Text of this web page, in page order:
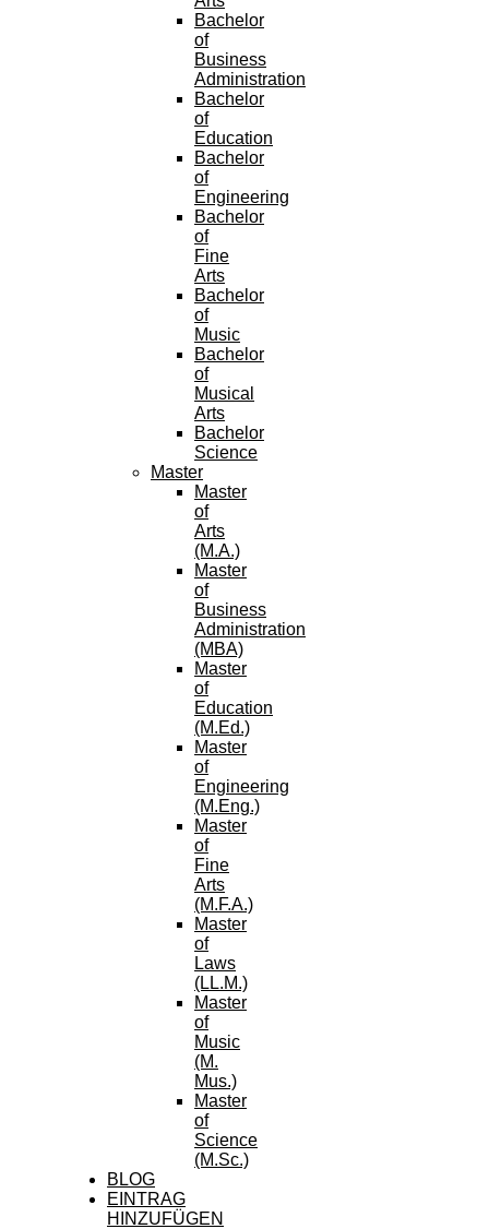
Bachelor
of
Business
Administration
Bachelor
of
Education
Bachelor
of
Engineering
Bachelor
of
Fine
Arts
Bachelor
of
Music
Bachelor
of
Musical
Arts
Bachelor
Science
Master
Master
of
Arts
(M.A.)
Master
of
Business
Administration
(MBA)
Master
of
Education
(M.Ed.)
Master
of
Engineering
(M.Eng.)
Master
of
Fine
Arts
(M.F.A.)
Master
of
Laws
(LL.M.)
Master
of
Music
(M.
Mus.)
Master
of
Science
(M.Sc.)
BLOG
EINTRAG
HINZUFÜGEN